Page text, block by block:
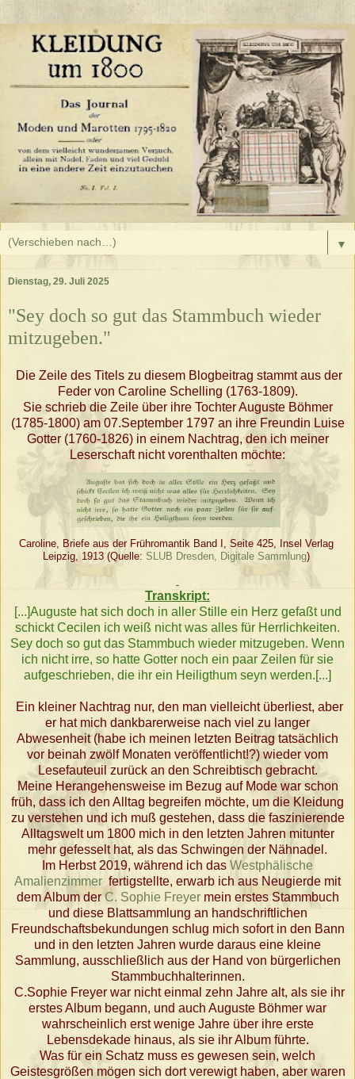
▼
Dienstag, 29. Juli 2025
"Sey doch so gut das Stammbuch wieder
mitzugeben."
Die Zeile des Titels zu diesem Blogbeitrag stammt aus der
Feder von Caroline Schelling (1763-1809).
Sie schrieb die Zeile über ihre Tochter Auguste Böhmer
(1785-1800) am 07.September 1797 an ihre Freundin Luise
Gotter (1760-1826) in einem Nachtrag, den ich meiner
Leserschaft nicht vorenthalten möchte:
Caroline, Briefe aus der Frühromantik Band I, Seite 425, Insel Verlag
Leipzig, 1913 (Quelle: SLUB Dresden, Digitale Sammlung)
Transkript:
[...]Auguste hat sich doch in aller Stille ein Herz gefaßt und
schickt Cecilen ich weiß nicht was alles für Herrlichkeiten.
Sey doch so gut das Stammbuch wieder mitzugeben. Wenn
ich nicht irre, so hatte Gotter noch ein paar Zeilen für sie
aufgeschrieben, die ihr ein Heiligthum seyn werden.[...]
Ein kleiner Nachtrag nur, den man vielleicht überliest, aber
er hat mich dankbarerweise nach viel zu langer
Abwesenheit (habe ich meinen letzten Beitrag tatsächlich
vor beinah zwölf Monaten veröffentlicht!?) wieder vom
Lesefauteuil zurück an den Schreibtisch gebracht.
Meine Herangehensweise im Bezug auf Mode war schon
früh, dass ich den Alltag begreifen möchte, um die Kleidung
zu verstehen und ich muß gestehen, dass die faszinierende
Alltagswelt um 1800 mich in den letzten Jahren mitunter
mehr gefesselt hat, als das Schwingen der Nähnadel.
Im Herbst 2019, während ich das Westphälische
Amalienzimmer fertigstellte, erwarb ich aus Neugierde mit
dem Album derC. Sophie Freyermein erstes Stammbuch
und diese Blattsammlung an handschriftlichen
Freundschaftsbekundungen schlug mich sofort in den Bann
und in den letzten Jahren wurde daraus eine kleine
Sammlung, ausschließlich aus der Hand von bürgerlichen
Stammbuchhalterinnen.
C.Sophie Freyer war nicht einmal zehn Jahre alt, als sie ihr
erstes Album begann, und auch Auguste Böhmer war
wahrscheinlich erst wenige Jahre über ihre erste
Lebensdekade hinaus, als sie ihr Album führte.
Was für ein Schatz muss es gewesen sein, welch
Geistesgrößen mögen sich dort verewigt haben, aber waren